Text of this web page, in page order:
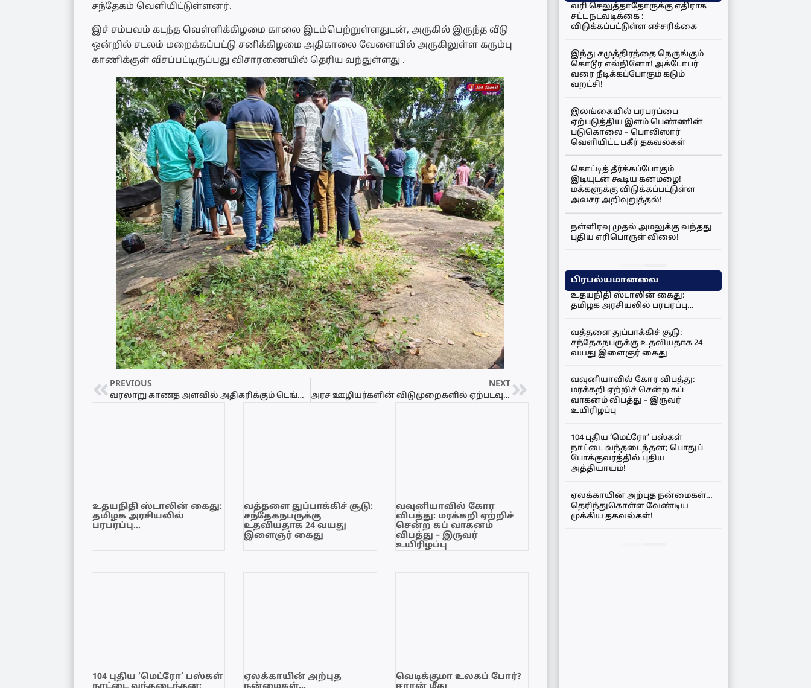
சந்தேகம் வெளியிட்டுள்ளனர்.
இச் சம்பவம் கடந்த வெள்ளிக்கிழமை காலை இடம்பெற்றுள்ளதுடன், அருகில் இருந்த வீடு
ஒன்றில் சடலம் மறைக்கப்பட்டு சனிக்கிழமை அதிகாலை வேளையில் அருகிலுள்ள கரும்பு
காணிக்குள் வீசப்பட்டிருப்பது விசாரணையில் தெரிய வந்துள்ளது .
PREVIOUS
வரலாறு காணத அளவில் அதிகரிக்கும் டெங்கு நோய்
NEXT
அரச ஊழியர்களின் விடுமுறைகளில் ஏற்படவுள்ள மாற்றம்
உதயநிதி ஸ்டாலின் கைது:
தமிழக அரசியலில்
பரபரப்பு…
வத்தளை துப்பாக்கிச் சூடு:
சந்தேகநபருக்கு
உதவியதாக 24 வயது
இளைஞர் கைது
வவுனியாவில் கோர
விபத்து: மரக்கறி ஏற்றிச்
சென்ற கப் வாகனம்
விபத்து – இருவர்
உயிரிழப்பு
104 புதிய ‘மெட்ரோ’ பஸ்கள்
ஏலக்காயின் அற்புத
வெடிக்குமா உலகப் போர்?
வரி செலுத்தாதோருக்கு எதிராக
சட்ட நடவடிக்கை :
விடுக்கப்பட்டுள்ள எச்சரிக்கை
இந்து சமுத்திரத்தை நெருங்கும்
கொடூர எல்நினோ! அக்டோபர்
வரை நீடிக்கப்போகும் கடும்
வறட்சி!
இலங்கையில் பரபரப்பை
ஏற்படுத்திய இளம் பெண்ணின்
படுகொலை – பொலிஸார்
வெளியிட்ட பகீர் தகவல்கள்
கொட்டித் தீர்க்கப்போகும்
இடியுடன் கூடிய கனமழை!
மக்களுக்கு விடுக்கப்பட்டுள்ள
அவசர அறிவுறுத்தல்!
நள்ளிரவு முதல் அமலுக்கு வந்தது
புதிய எரிபொருள் விலை!
பிரபல்யமானவை
உதயநிதி ஸ்டாலின் கைது:
தமிழக அரசியலில் பரபரப்பு…
வத்தளை துப்பாக்கிச் சூடு:
சந்தேகநபருக்கு உதவியதாக 24
வயது இளைஞர் கைது
வவுனியாவில் கோர விபத்து:
மரக்கறி ஏற்றிச் சென்ற கப்
வாகனம் விபத்து – இருவர்
உயிரிழப்பு
104 புதிய ‘மெட்ரோ’ பஸ்கள்
நாட்டை வந்தடைந்தன; பொதுப்
போக்குவரத்தில் புதிய
அத்தியாயம்!
ஏலக்காயின் அற்புத நன்மைகள்…
தெரிந்துகொள்ள வேண்டிய
முக்கிய தகவல்கள்!